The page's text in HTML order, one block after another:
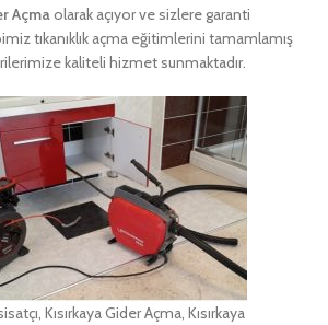
Açmaolarak açıyor ve sizlere garanti
tıkanıklık açma eğitimlerini tamamlamış
kaliteli hizmet sunmaktadır.
Kısırkaya Gider Açma, Kısırkaya